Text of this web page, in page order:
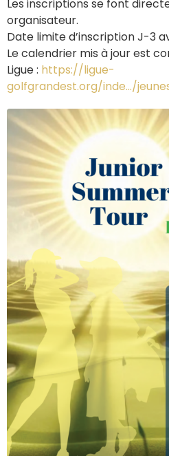
Les inscriptions se font
organisateur.
Date limite d’inscription J-3
Le calendrier mis à jour est
Ligue : https://ligue-
golfgrandest.org/inde…/